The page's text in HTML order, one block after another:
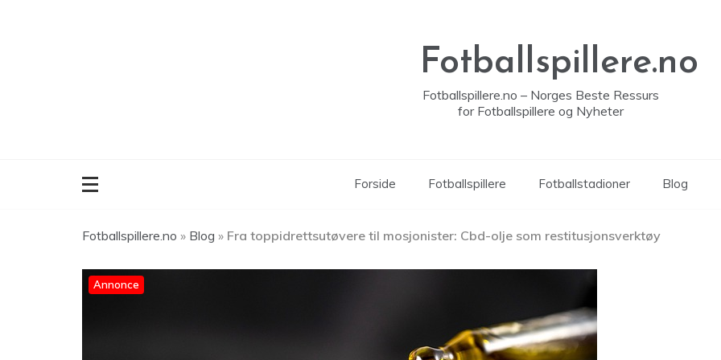
Fotballspillere.no
Fotballspillere.no – Norges Beste Ressurs
for Fotballspillere og Nyheter
Forside Fotballspillere Fotballstadioner Blog
Fotballspillere.no » Blog » Fra toppidrettsutøvere til mosjonister: Cbd-olje som restitusjonsverktøy
Annonce